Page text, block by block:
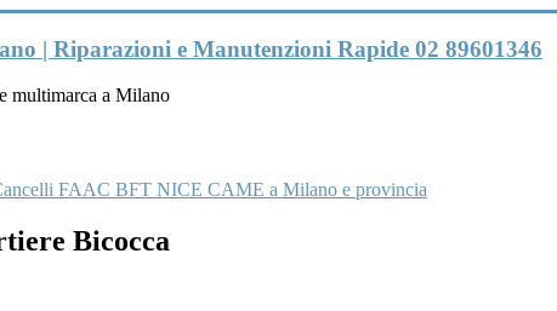
| Riparazioni e Manutenzioni Rapide 02 89601346
multimarca a Milano
FAAC BFT NICE CAME a Milano e provincia
Bicocca